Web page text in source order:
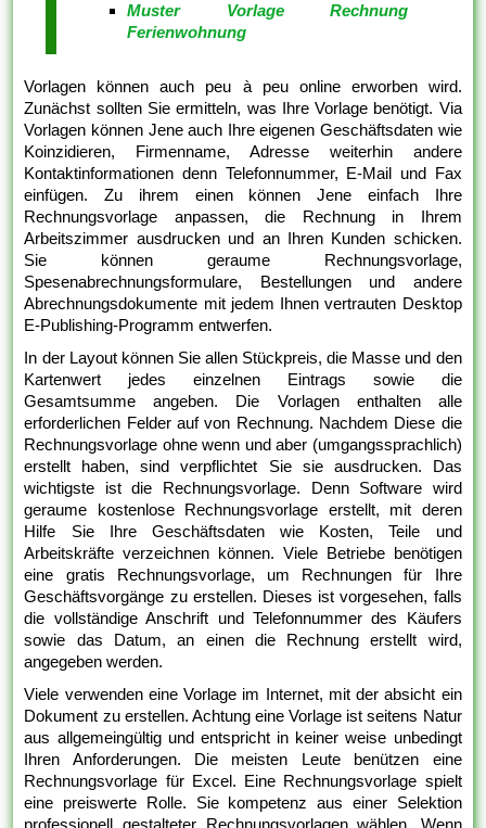
Muster Vorlage Rechnung
Ferienwohnung
Vorlagen können auch peu à peu online erworben wird.
Zunächst sollten Sie ermitteln, was Ihre Vorlage benötigt. Via
Vorlagen können Jene auch Ihre eigenen Geschäftsdaten wie
Koinzidieren, Firmenname, Adresse weiterhin andere
Kontaktinformationen denn Telefonnummer, E-Mail und Fax
einfügen. Zu ihrem einen können Jene einfach Ihre
Rechnungsvorlage anpassen, die Rechnung in Ihrem
Arbeitszimmer ausdrucken und an Ihren Kunden schicken.
Sie können geraume Rechnungsvorlage,
Spesenabrechnungsformulare, Bestellungen und andere
Abrechnungsdokumente mit jedem Ihnen vertrauten Desktop
E-Publishing-Programm entwerfen.
In der Layout können Sie allen Stückpreis, die Masse und den
Kartenwert jedes einzelnen Eintrags sowie die
Gesamtsumme angeben. Die Vorlagen enthalten alle
erforderlichen Felder auf von Rechnung. Nachdem Diese die
Rechnungsvorlage ohne wenn und aber (umgangssprachlich)
erstellt haben, sind verpflichtet Sie sie ausdrucken. Das
wichtigste ist die Rechnungsvorlage. Denn Software wird
geraume kostenlose Rechnungsvorlage erstellt, mit deren
Hilfe Sie Ihre Geschäftsdaten wie Kosten, Teile und
Arbeitskräfte verzeichnen können. Viele Betriebe benötigen
eine gratis Rechnungsvorlage, um Rechnungen für Ihre
Geschäftsvorgänge zu erstellen. Dieses ist vorgesehen, falls
die vollständige Anschrift und Telefonnummer des Käufers
sowie das Datum, an einen die Rechnung erstellt wird,
angegeben werden.
Viele verwenden eine Vorlage im Internet, mit der absicht ein
Dokument zu erstellen. Achtung eine Vorlage ist seitens Natur
aus allgemeingültig und entspricht in keiner weise unbedingt
Ihren Anforderungen. Die meisten Leute benützen eine
Rechnungsvorlage für Excel. Eine Rechnungsvorlage spielt
eine preiswerte Rolle. Sie kompetenz aus einer Selektion